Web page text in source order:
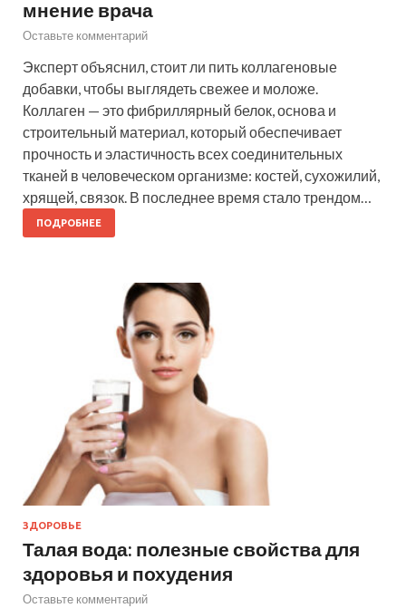
мнение врача
Оставьте комментарий
Эксперт объяснил, стоит ли пить коллагеновые
добавки, чтобы выглядеть свежее и моложе.
Коллаген — это фибриллярный белок, основа и
строительный материал, который обеспечивает
прочность и эластичность всех соединительных
тканей в человеческом организме: костей, сухожилий,
хрящей, связок. В последнее время стало трендом…
ПОДРОБНЕЕ
ЗДОРОВЬЕ
Талая вода: полезные свойства для
здоровья и похудения
Оставьте комментарий